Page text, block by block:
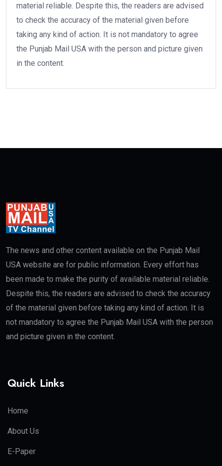
material reliable. Despite this, the readers are advised
to check the accuracy of the material given before
taking any kind of action. It is not mandatory to agree
the Punjab Mail USA with the person and picture given
in the content.
The news and other content available on the Punjab Mail
USA website are for public information. Every effort has
been made to make the purity of available material reliable.
Despite this, the readers are advised to check the accuracy
of the material given before taking any kind of action. It is
not mandatory to agree the Punjab Mail USA with the person
and picture given in the content.
Quick Links
Home
About Us
E-Paper